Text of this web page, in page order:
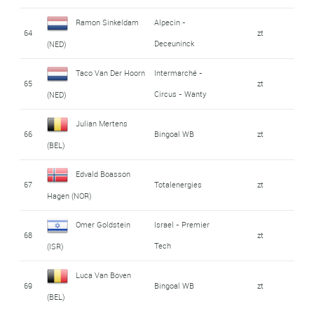
64
Ramon Sinkeldam
(NED)
Alpecin -
Deceuninck
zt
65
Taco Van Der Hoorn
(NED)
Intermarché -
Circus - Wanty
zt
66
Julian Mertens
(BEL)
Bingoal WB zt
67
Edvald Boasson
Hagen (NOR)
Totalenergies zt
68
Omer Goldstein
(ISR)
Israel - Premier
Tech
zt
69
Luca Van Boven
(BEL)
Bingoal WB zt